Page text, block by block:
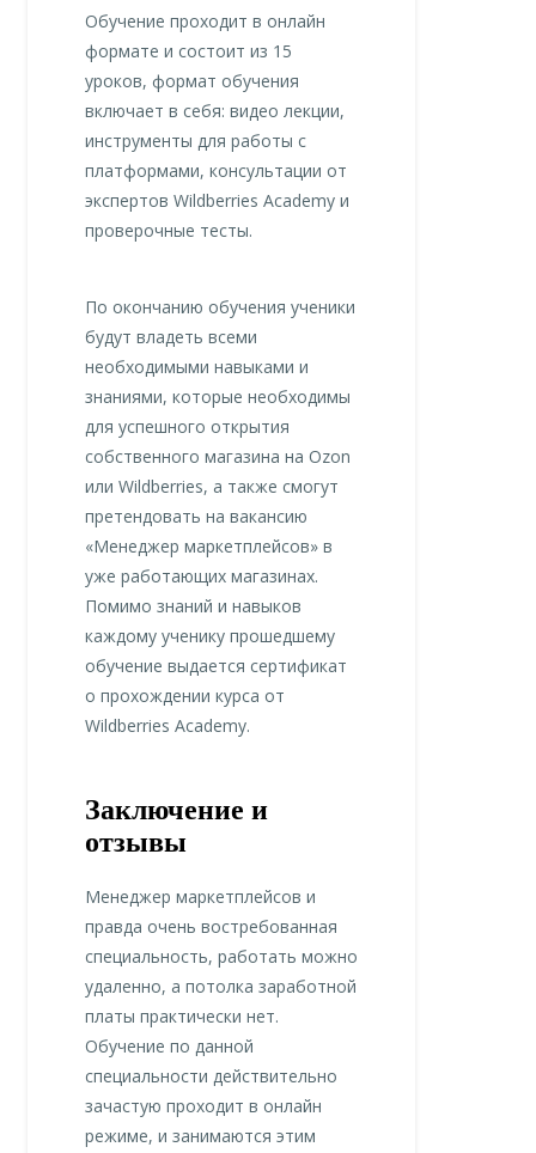
Обучение проходит в онлайн
формате и состоит из 15
уроков, формат обучения
включает в себя: видео лекции,
инструменты для работы с
платформами, консультации от
экспертов Wildberries Academy и
проверочные тесты.
По окончанию обучения ученики
будут владеть всеми
необходимыми навыками и
знаниями, которые необходимы
для успешного открытия
собственного магазина на Ozon
или Wildberries, а также смогут
претендовать на вакансию
«Менеджер маркетплейсов» в
уже работающих магазинах.
Помимо знаний и навыков
каждому ученику прошедшему
обучение выдается сертификат
о прохождении курса от
Wildberries Academy.
Заключение и
отзывы
Менеджер маркетплейсов и
правда очень востребованная
специальность, работать можно
удаленно, а потолка заработной
платы практически нет.
Обучение по данной
специальности действительно
зачастую проходит в онлайн
режиме, и занимаются этим